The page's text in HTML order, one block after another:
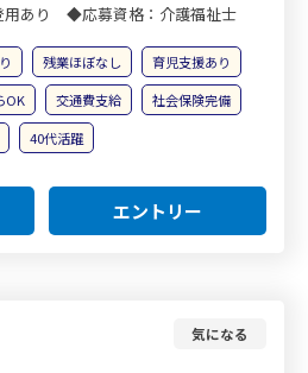
あり ◆応募資格：介護福祉士
残業ほぼなし
育児支援あり
OK 交通費支給
社会保険完備
40代活躍
エントリー
気になる